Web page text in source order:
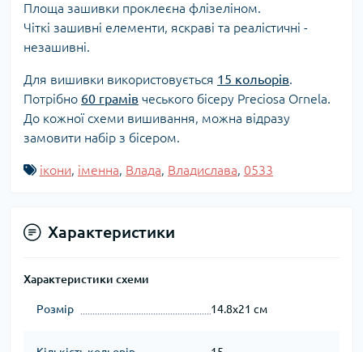
Площа зашивки проклеєна флізеліном.
Чіткі зашивні елементи, яскраві та реалістичні -
незашивні.
Для вишивки використовується 15 кольорів.
Потрібно 60 грамів чеського бісеру Preciosa Ornela.
До кожної схеми вишивання, можна відразу
замовити набір з бісером.
ікони, іменна, Влада, Владислава, 0533
Характеристики
Характеристики схеми
Розмір 14.8x21 см